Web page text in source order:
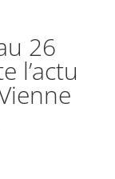
26
l’actu